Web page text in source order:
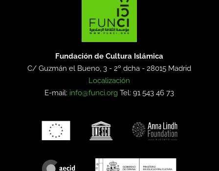
Fundación de Cultura Islámica
C/ Guzmán el Bueno, 3 - 2º dcha -28015 Madrid
Localización
E-mail: info@funci.org Tel: 91 543 46 73